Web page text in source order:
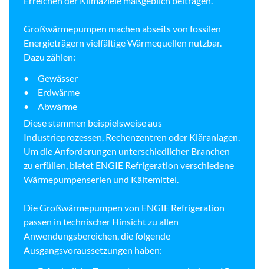
Großwärmepumpen machen abseits von fossilen
Energieträgern vielfältige Wärmequellen nutzbar.
Dazu zählen:
Gewässer
Erdwärme
Abwärme
Diese stammen beispielsweise aus
Industrieprozessen, Rechenzentren oder Kläranlagen.
Um die Anforderungen unterschiedlicher Branchen
zu erfüllen, bietet ENGIE Refrigeration verschiedene
Wärmepumpenserien und Kältemittel.
Die Großwärmepumpen von ENGIE Refrigeration
passen in technischer Hinsicht zu allen
Anwendungsbereichen, die folgende
Ausgangsvoraussetzungen haben: